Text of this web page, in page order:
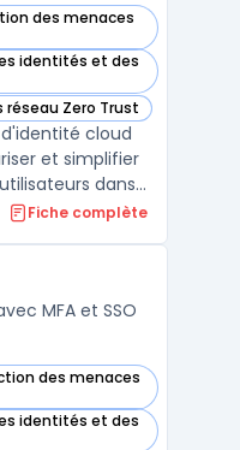
des menaces
identités et des
réseau Zero Trust
cloud
et simplifier
dans
Son
clients et les
Fiche complète
MFA et SSO
des menaces
catégorie
identités et des
catégorie